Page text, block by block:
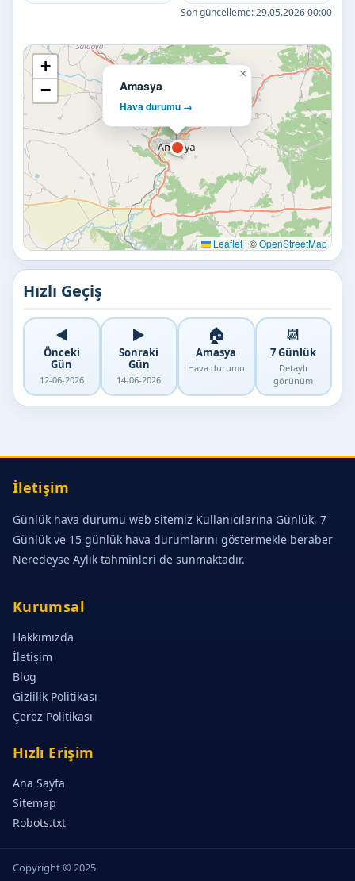
Son güncelleme:29.05.2026 00:00
Amasya
Hava durumu →
×
+
−
Leaflet | ©OpenStreetMap
Hızlı Geçiş
◀️
Önceki
Gün
12-06-2026
▶️
Sonraki
Gün
14-06-2026
🏠
Amasya
Hava durumu
📆
7 Günlük
Detaylı
görünüm
İletişim
Günlük hava durumu web sitemiz Kullanıcılarına Günlük, 7
Günlük ve 15 günlük hava durumlarını göstermekle beraber
Neredeyse Aylık tahminleri de sunmaktadır.
Kurumsal
Hakkımızda
İletişim
Blog
Gizlilik Politikası
Çerez Politikası
Hızlı Erişim
Ana Sayfa
Sitemap
Robots.txt
Copyright © 2025